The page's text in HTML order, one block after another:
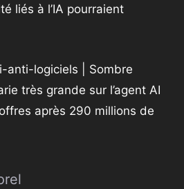
liés à l’IA pourraient
anti-logiciels | Sombre
très grande sur l’agent AI
après 290 millions de